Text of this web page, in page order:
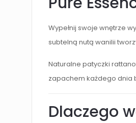
Wypełnij swoje wnętrze
subtelną nutą wanilii
Naturalne patyczki
zapachem każdego dnia
Dlaczego